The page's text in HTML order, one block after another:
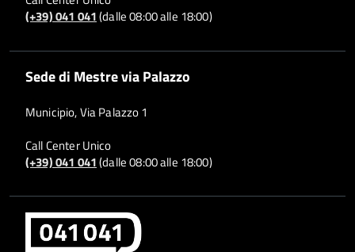
(+39) 041 041(dalle 08:00 alle 18:00)
Sede di Mestre via Palazzo
Municipio, Via Palazzo 1
Call Center Unico
(+39) 041 041(dalle 08:00 alle 18:00)